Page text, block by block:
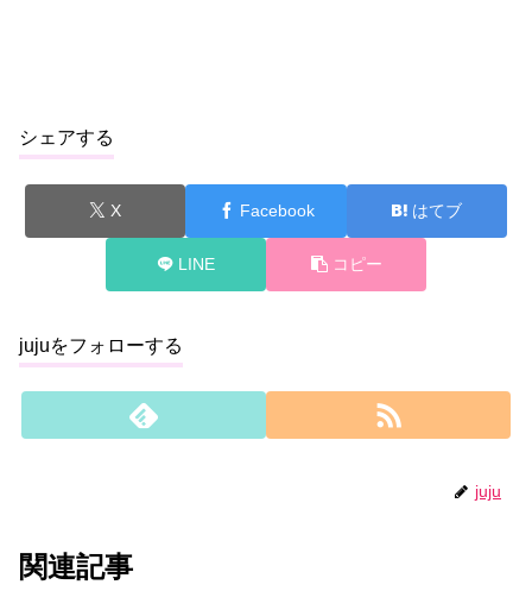
シェアする
X Facebook はてブ
LINE コピー
jujuをフォローする
juju
関連記事